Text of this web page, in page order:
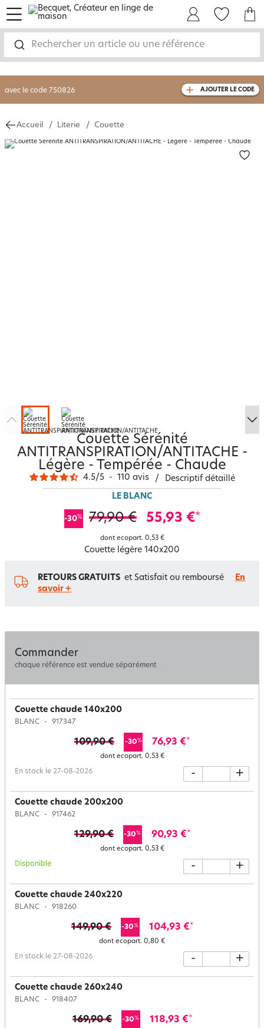
Rechercher un article ou une référence
menu
-30% sur votre commandedès 2 articles
livraison GRATUITEdès 110€ d'achat
avec le code 750826 AJOUTER LE CODE
Accueil Literie Couette
Couette Sérénité
ANTITRANSPIRATION/ANTITACHE -
Légère - Tempérée - Chaude
4.5/5 - 110 avis / Descriptif détaillé
LE BLANC
-30% 79,90 € 55,93 €*
dont ecopart. 0,53 €
Couette légère 140x200
RETOURS GRATUITS et Satisfait ou remboursé
En
savoir +
Commander
chaque référence est vendue séparément
Couette chaude 140x200
BLANC 917347
109,90 € -30% 76,93 €*
dont ecopart. 0,53 €
En stock le 27-08-2026 - +
Couette chaude 200x200
BLANC 917462
129,90 € -30% 90,93 €*
dont ecopart. 0,53 €
Disponible - +
Couette chaude 240x220
BLANC 918260
149,90 € -30% 104,93 €*
dont ecopart. 0,80 €
En stock le 27-08-2026 - +
Couette chaude 260x240
BLANC 918407
169,90 € -30% 118,93 €*